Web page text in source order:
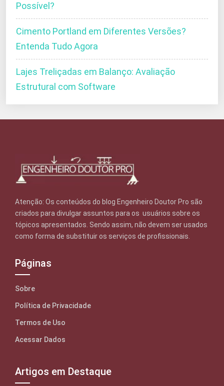
Possível?
Cimento Portland em Diferentes Versões?
Entenda Tudo Agora
Lajes Treliçadas em Balanço: Avaliação
Estrutural com Software
Atenção: Os conteúdos do blog Engenheiro Doutor Pro são
criados para divulgar assuntos para os usuários sobre os
tópicos apresentados. Sendo assim, não devem ser usados
como forma de substituir os serviços de profissionais.
Páginas
Sobre
Política de Privacidade
Termos de Uso
Acessar Dados
Artigos em Destaque